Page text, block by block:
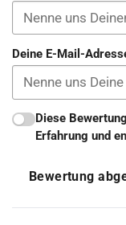
Deine E-Mail-
Diese
Erfahrung und
Bewertung